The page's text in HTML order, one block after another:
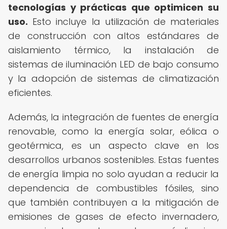
tecnologías y prácticas que optimicen su
uso. Esto incluye la utilización de materiales
de construcción con altos estándares de
aislamiento térmico, la instalación de
sistemas de iluminación LED de bajo consumo
y la adopción de sistemas de climatización
eficientes.
Además, la integración de fuentes de energía
renovable, como la energía solar, eólica o
geotérmica, es un aspecto clave en los
desarrollos urbanos sostenibles. Estas fuentes
de energía limpia no solo ayudan a reducir la
dependencia de combustibles fósiles, sino
que también contribuyen a la mitigación de
emisiones de gases de efecto invernadero,